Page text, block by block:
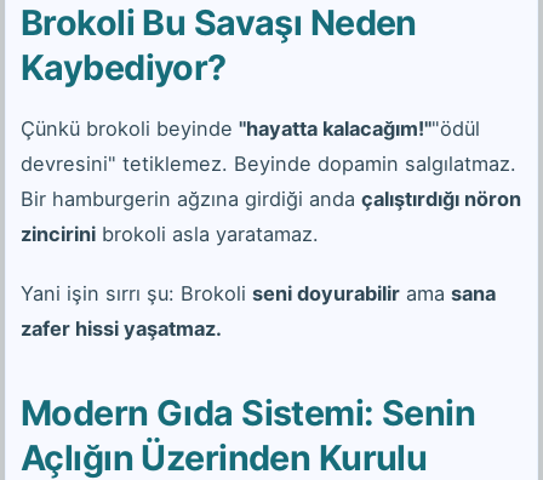
Brokoli Bu Savaşı Neden
Kaybediyor?
Çünkü brokoli beyinde "hayatta kalacağım!""ödül
devresini" tetiklemez. Beyinde dopamin salgılatmaz.
Bir hamburgerin ağzına girdiği anda çalıştırdığı nöron
zincirini brokoli asla yaratamaz.
Yani işin sırrı şu: Brokoli seni doyurabilir ama sana
zafer hissi yaşatmaz.
Modern Gıda Sistemi: Senin
Açlığın Üzerinden Kurulu